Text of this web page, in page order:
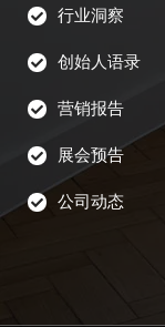
行业洞察
创始人语录
营销报告
展会预告
公司动态